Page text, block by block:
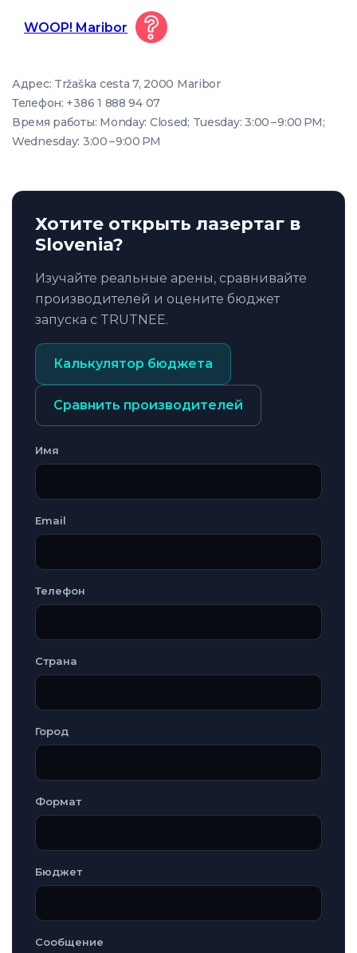
WOOP! Maribor
Адрес: Tržaška cesta 7, 2000 Maribor
Телефон: +386 1 888 94 07
Время работы: Monday: Closed; Tuesday: 3:00 – 9:00 PM;
Wednesday: 3:00 – 9:00 PM
Хотите открыть лазертаг в
Slovenia?
Изучайте реальные арены, сравнивайте
производителей и оцените бюджет
запуска с TRUTNEE.
Калькулятор бюджета
Сравнить производителей
Имя
Email
Телефон
Страна
Город
Формат
Бюджет
Сообщение